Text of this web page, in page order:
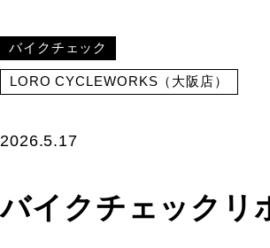
バイクチェック
LORO CYCLEWORKS（大阪店）
2026.5.17
バイクチェックリ